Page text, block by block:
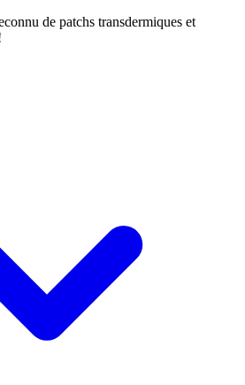
de patchs transdermiques et